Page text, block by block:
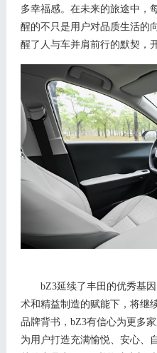
多幸福感。 在未来的旅途中，
醒的不只 是 用户对品质生活的
醒了人与车并肩前行的默契 ，
bZ3延续了丰田的优秀基因
术和精益制造的赋能下， 将继
品牌背书， bZ3有信心为更多
为用户打造充满愉悦、 安心、